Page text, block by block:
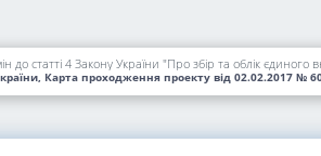
до статті 4 Закону України "Про збір та облік
Карта проходження проекту від 02.02.2017 №